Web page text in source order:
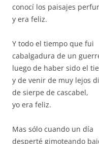
conocí los paisajes
y era feliz.
Y todo el tiempo que fui
cabalgadura de un
luego de haber sido el
y de venir de muy lejos
de sierpe de cascabel,
yo era feliz.
Mas sólo cuando un día
desperté gimoteando